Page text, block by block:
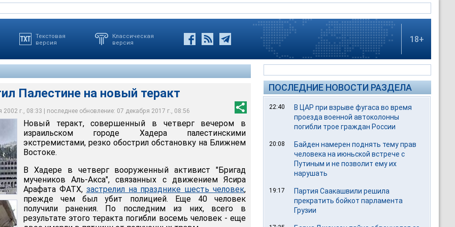
Текстовая
версия
Классическая
версия
18+
Палестине на новый теракт
г., 08:33 | последнее обновление: 07 декабря 2017 г., 08:56
нанесли удар по штаб-квартире палестинских сил
Тулькарме в ответ на действия палестинского боевика
погиб один полицейский, а 18 человек получили ранения
теракты, в частности тот, что произошел вчера вечером в
силы нанесли удар по штаб-квартире сил безопасности
в Тулькарме", - сообщил представитель армии
активист "Бригад мучеников" застрелил на
прежде чем был убит полицией
за погибших
Новый теракт, совершенный в четверг вечером в
израильском городе Хадера палестинскими
экстремистами, резко обострил обстановку на Ближнем
Востоке.
В Хадере в четверг вооруженный активист "Бригад
мучеников Аль-Акса", связанных с движением Ясира
Арафата ФАТХ, застрелил на празднике шесть человек,
прежде чем был убит полицией. Еще 40 человек
получили ранения. По последним из них, всего в
результате этого теракта погибли восемь человек - еще
ПОСЛЕДНИЕ НОВОСТИ РАЗДЕЛА
22:40
В ЦАР при взрыве фугаса во время
проезда военной автоколонны
погибли трое граждан России
20:08
Байден намерен поднять тему прав
человека на июньской встрече с
Путиным и не позволит ему их
нарушать
19:17
Партия Саакашвили решила
прекратить бойкот парламента
Грузии